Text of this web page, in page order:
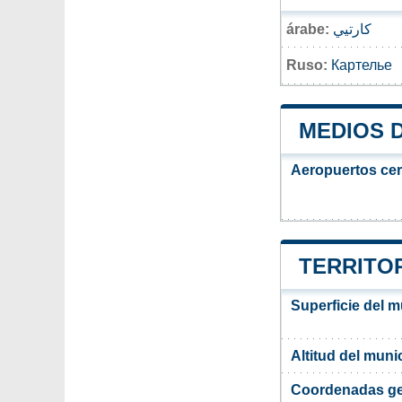
árabe: كارتيي
Ruso: Картелье
MEDIOS
Aeropuertos
Superficie del
Altitud del
Coordenadas